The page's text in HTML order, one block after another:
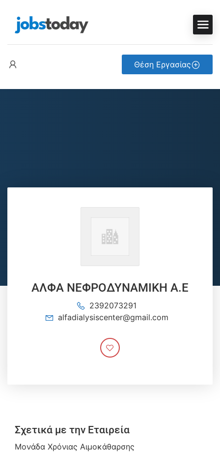
Θέση Εργασίας
ΑΛΦΑ ΝΕΦΡΟΔΥΝΑΜΙΚΗ Α.Ε
2392073291
alfadialysiscenter@gmail.com
Σχετικά με την Εταιρεία
Μονάδα Χρόνιας Αιμοκάθαρσης